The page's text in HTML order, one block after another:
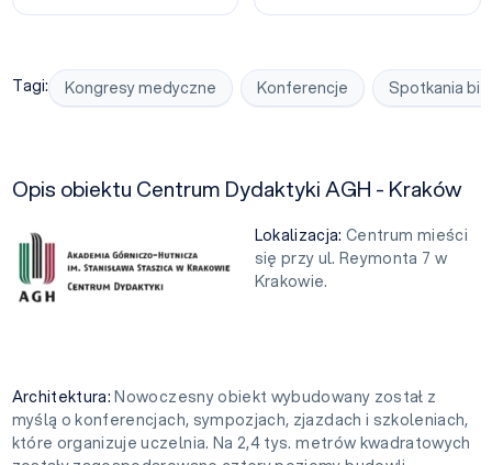
Tagi: Kongresy medyczne Konferencje Spotkania
Opis obiektu Centrum Dydaktyki AGH - Kraków
Lokalizacja:Centrum mieści
się przy ul. Reymonta 7 w
Krakowie.
Architektura:Nowoczesny obiekt wybudowany został z
myślą o konferencjach, sympozjach, zjazdach i szkoleniach,
które organizuje uczelnia. Na 2,4 tys. metrów kwadratowych